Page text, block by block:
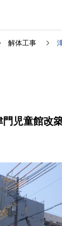
解体工事
児童館改